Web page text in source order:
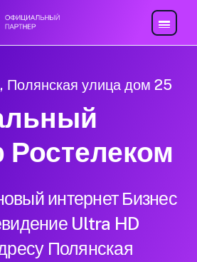
Полянская улица дом 25
Ростелеком
интернет Бизнес
Ultra HD
Полянская